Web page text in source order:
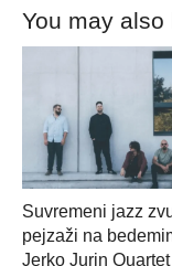
You may also
Suvremeni jazz
pejzaži na
Jerko Jurin